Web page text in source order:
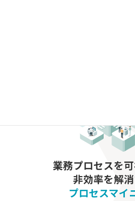
業務プロセスを可
非効率を解
プロセスマイ